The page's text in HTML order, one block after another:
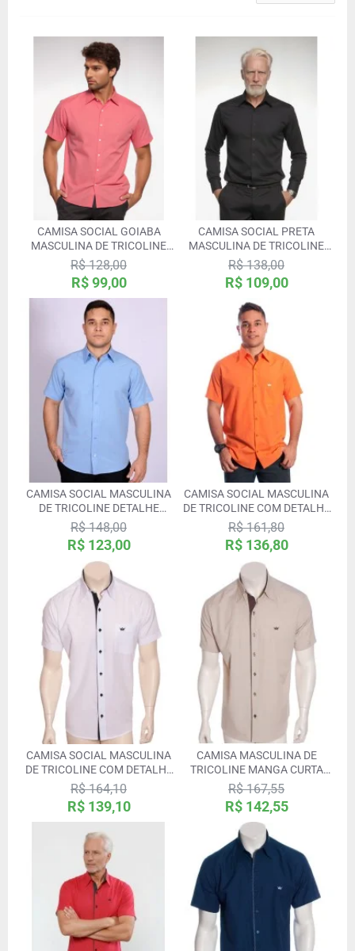
CAMISA SOCIAL GOIABA
MASCULINA DE TRICOLINE
MANGA CURTA
R$ 99,00
R$ 128,00
CAMISA SOCIAL PRETA
MASCULINA DE TRICOLINE
MANGA LONGA
R$ 109,00
R$ 138,00
CAMISA SOCIAL MASCULINA
DE TRICOLINE DETALHE
MANGA CURTA, AZUL
R$ 123,00
R$ 148,00
CAMISA SOCIAL MASCULINA
DE TRICOLINE COM DETALHE
MANGA CURTA, LARANJA
R$ 136,80
R$ 161,80
CAMISA SOCIAL MASCULINA
DE TRICOLINE COM DETALHE
MANGA CURTA, BRANCA
R$ 139,10
R$ 164,10
CAMISA MASCULINA DE
TRICOLINE MANGA CURTA
COM DETALHE DE BOLINHA,
CÁQUI
R$ 142,55
R$ 167,55